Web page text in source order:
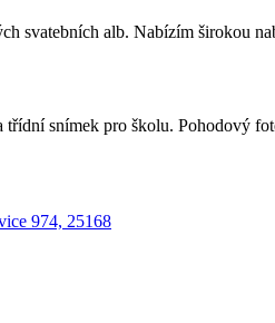
svatebních alb. Nabízím širokou
snímek pro školu. Pohodový
974, 25168